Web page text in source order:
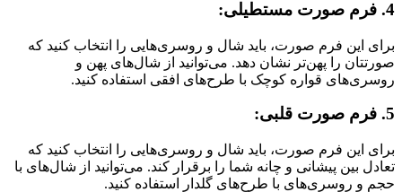
4. فرم صورت مستطیلی:
برای این فرم صورت، باید شال و روسری‌هایی را انتخاب کنید که
صورتتان را پهن‌تر نشان دهد. می‌توانید از شال‌های پهن و
روسری‌های قواره کوچک با طرح‌های افقی استفاده کنید.
5. فرم صورت قلبی:
برای این فرم صورت، باید شال و روسری‌هایی را انتخاب کنید که
تعادل بین پیشانی و چانه شما را برقرار کند. می‌توانید از شال‌های با
حجم و روسری‌های با طرح‌های گلدار استفاده کنید.